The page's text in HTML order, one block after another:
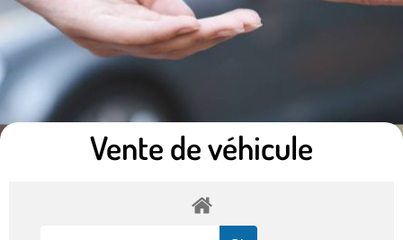
Vente de véhicule